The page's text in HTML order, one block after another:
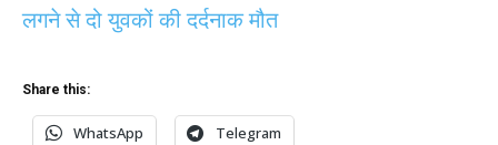
लगने से दो युवकों की दर्दनाक मौत
Share this:
WhatsApp Telegram